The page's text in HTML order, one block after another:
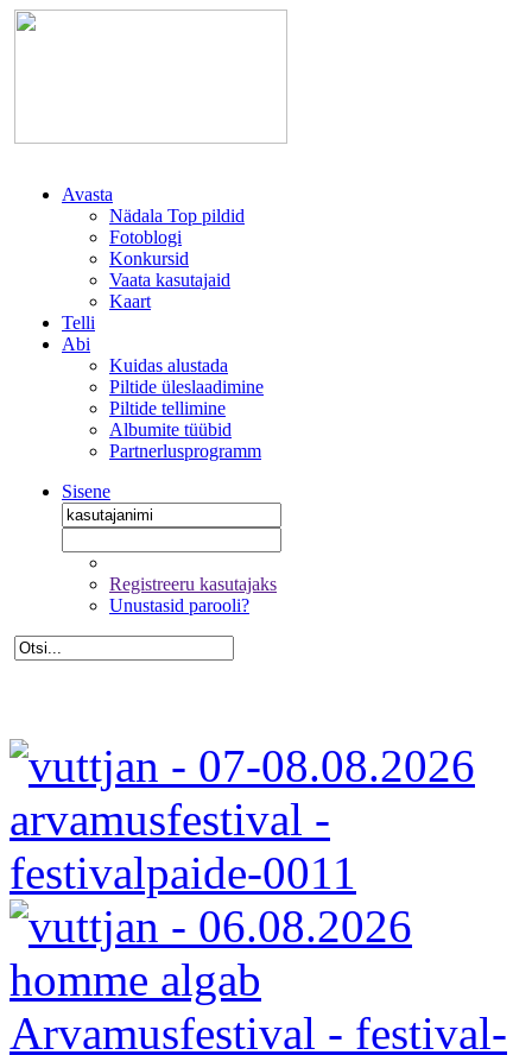
Avasta
Nädala Top pildid
Fotoblogi
Konkursid
Vaata kasutajaid
Kaart
Telli
Abi
Kuidas alustada
Piltide üleslaadimine
Piltide tellimine
Albumite tüübid
Partnerlusprogramm
Sisene
Registreeru kasutajaks
Unustasid parooli?